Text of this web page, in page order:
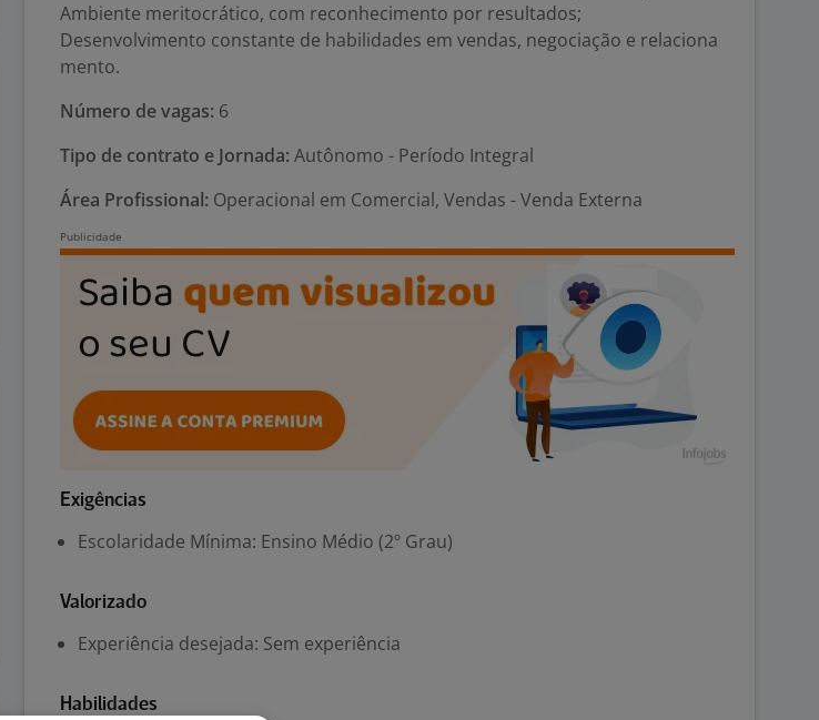
Ambiente meritocrático, com reconhecimento por resultados;
Desenvolvimento constante de habilidades em vendas, negociação e relaciona
mento.
Número de vagas: 6
Tipo de contrato e Jornada: Autônomo - Período Integral
Área Profissional: Operacional em Comercial, Vendas - Venda Externa
Exigências
Escolaridade Mínima: Ensino Médio (2º Grau)
Valorizado
Experiência desejada: Sem experiência
Habilidades